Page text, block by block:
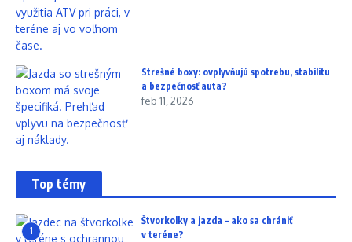
Strešné boxy: ovplyvňujú spotrebu, stabilitu
a bezpečnosť auta?
feb 11, 2026
Top témy
1
Štvorkolky a jazda – ako sa chrániť
v teréne?